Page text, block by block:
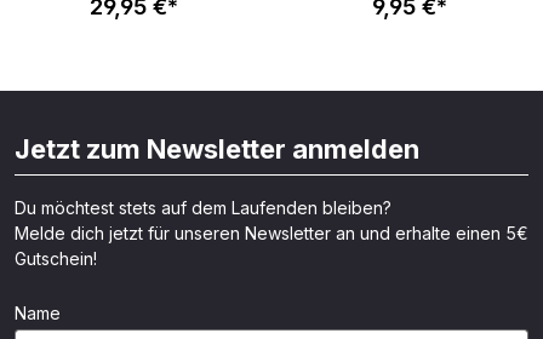
29,95 €* 9,95 €*
Jetzt zum Newsletter anmelden
Du möchtest stets auf dem Laufenden bleiben?
Melde dich jetzt für unseren Newsletter an und erhalte einen 5€
Gutschein!
Name